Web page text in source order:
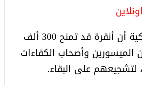
ذكرت صحيفة تركية أن أنقرة قد تمنح 300 ألف
وأصحاب الكفاءات
لتشجيعهم على البقاء.